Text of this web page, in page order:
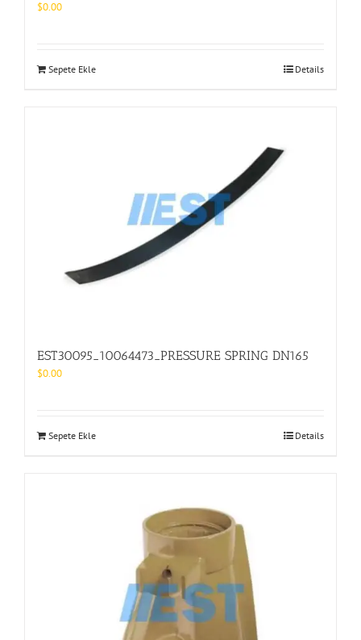
$0.00
Sepete Ekle Details
EST30095_10064473_PRESSURE SPRING DN165
$0.00
Sepete Ekle Details